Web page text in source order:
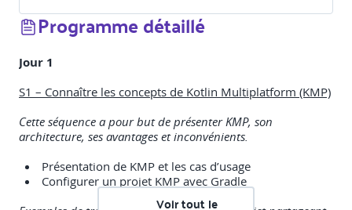
Programme détaillé
Jour 1
S1 – Connaître les concepts de Kotlin Multiplatform (KMP)
Cette séquence a pour but de présenter KMP, son
architecture, ses avantages et inconvénients.
Présentation de KMP et les cas d’usage
Configurer un projet KMP avec Gradle
Voir tout le